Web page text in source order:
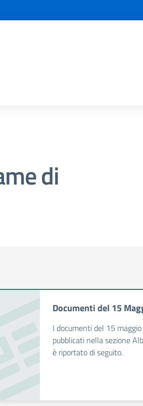
di
Documenti del 15
I documenti del 15
pubblicati nella sezione
è riportato di seguito.